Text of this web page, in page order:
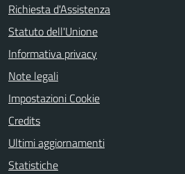
Richiesta d'Assistenza
Statuto dell'Unione
Informativa privacy
Note legali
Impostazioni Cookie
Credits
Ultimi aggiornamenti
Statistiche